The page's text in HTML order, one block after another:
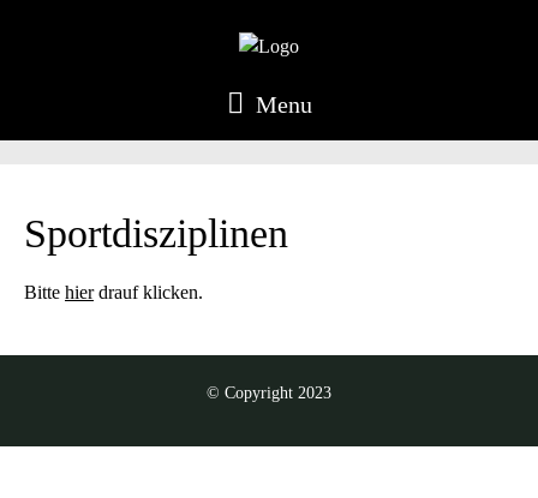
Menu
Sportdisziplinen
Bitte hierdrauf klicken.
© Copyright 2023